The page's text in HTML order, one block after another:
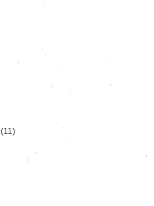
(11)